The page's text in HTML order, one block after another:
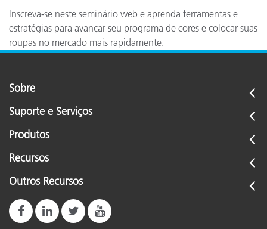
Inscreva-se neste seminário web e aprenda ferramentas e
estratégias para avançar seu programa de cores e colocar suas
roupas no mercado mais rapidamente.
Sobre
Suporte e Serviços
Produtos
Recursos
Outros Recursos